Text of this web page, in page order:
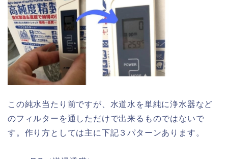
この純水当たり前ですが、水道水を単純に浄水器など
のフィルターを通しただけで出来るものではないで
す。作り方としては主に下記３パターンあります。